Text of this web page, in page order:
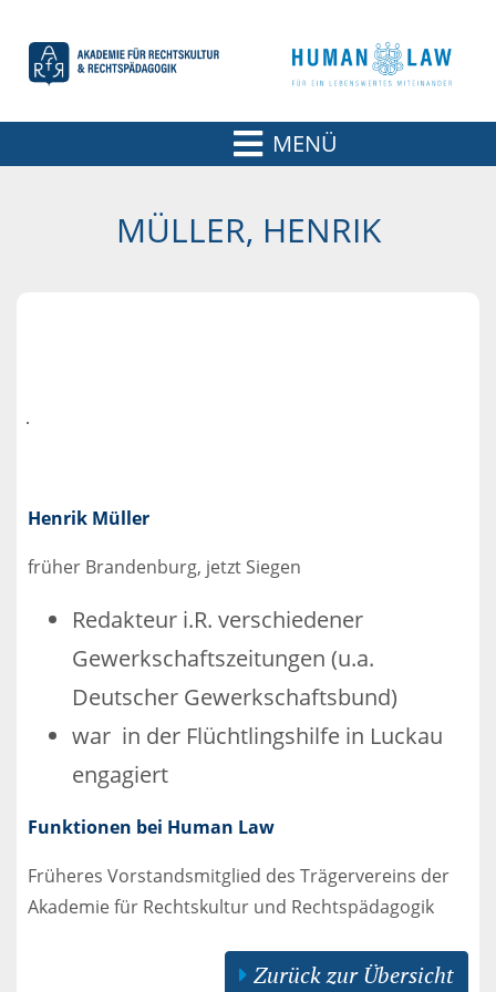
MENÜ
MÜLLER, HENRIK
Henrik Müller
früher Brandenburg, jetzt Siegen
Redakteur i.R. verschiedener
Gewerkschaftszeitungen (u.a.
Deutscher Gewerkschaftsbund)
war in der Flüchtlingshilfe in Luckau
engagiert
Funktionen bei Human Law
Früheres Vorstandsmitglied des Trägervereins der
Akademie für Rechtskultur und Rechtspädagogik
Zurück zur Übersicht